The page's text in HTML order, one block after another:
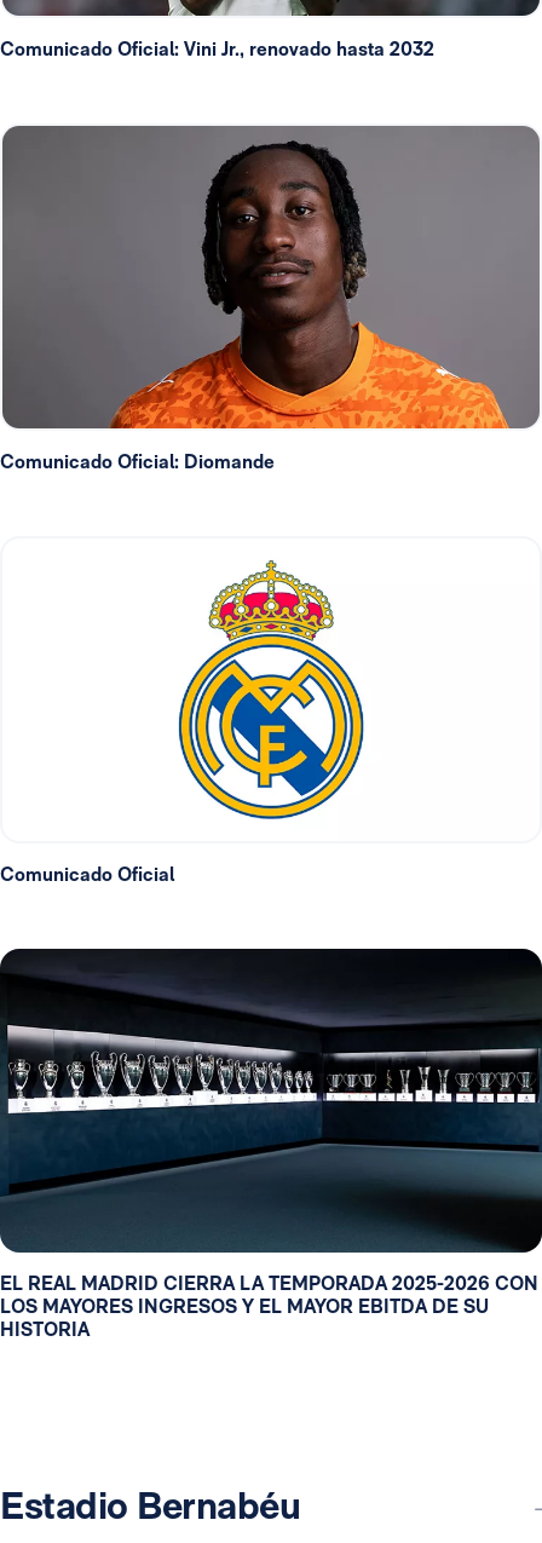
Comunicado Oficial: Vini Jr., renovado hasta 2032
Comunicado Oficial: Diomande
Comunicado Oficial
EL REAL MADRID CIERRA LA TEMPORADA 2025-2026 CON
LOS MAYORES INGRESOS Y EL MAYOR EBITDA DE SU
HISTORIA
Estadio Bernabéu